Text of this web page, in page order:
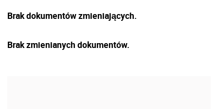
Brak dokumentów zmieniających.
Brak zmienianych dokumentów.